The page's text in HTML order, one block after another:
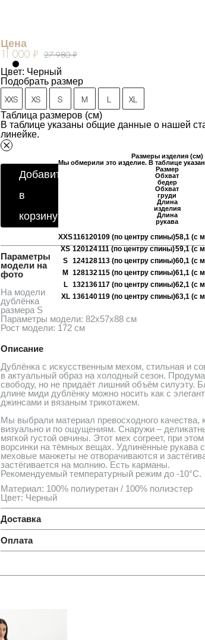
Цена
11 000 ₽ 27 980 ₽
Цвет: Черный
Подобрать размер
XXS XS S M XL
Таблица размеров (см)
В таблице указаны общие данные о нашей
линейке.
Размеры изделия (см)
Мы обмерили это изделие. В таблице
Размер
Обхват
бедер
Обхват
груди
Длина
изделия
Длина
рукава
XXS116120109 (по центру спины)58,1 (с
XS 120124111 (по центру спины)59,1 (с
S 124128113 (по центру спины)60,1 (с
M
128132115 (по центру спины)61,1 (с
L
132136117 (по центру спины)62,1 (с
XL 136140119 (по центру спины)63,1 (с
Добавить
в
корзину
Параметры
модели на
фото
На модели
дублёнка
размера S
Параметры модели: 82х57х88 см
Рост модели: 172 см
Описание
Дублёнка с искусственным мехом, стильная и
в актуальный образ на холодный сезон.
свободу, но не придаёт лишний объём силуэту.
длине миди дублёнку можно носить как с
джинсами и вязаным трикотажем.
Мы выбрали материал превосходного качества,
визуально и по ощущениям. Снаружи –
мягкой густой овчины. Этот мех согреет, при
ворсинки на тёмных вещах. Удлинённые рукава
меховые манжеты не отворачиваются и
застёгивается на молнию. Есть карманы.
Рекомендуемый температурный режим до -10°C.
Материал: 100% полиуретан / 100% полиэстер
Цвет: Черный
Доставка
Оплата